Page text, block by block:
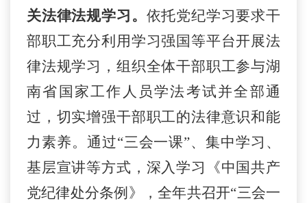
关法律法规学习。 依托党纪学习要求干
部职工充分利用学习强国等平台开展法
律法规学习，组织全体干部职工参与湖
南省 国家工作人员学法考试并全部通
过，切实增强干部职工的法律意识和能
力素养。通过“三会一课”、集中学习、
基层宣讲等方式，深入学习《中国共产
党纪律处分条例》，全年共召开“三会一